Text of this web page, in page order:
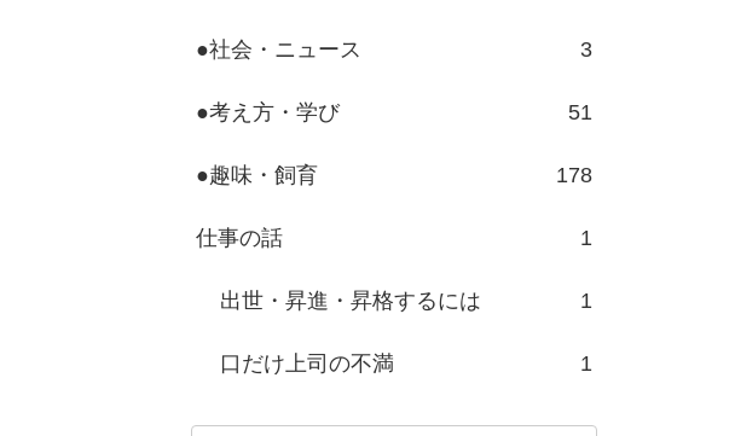
●社会・ニュース 3
●考え方・学び 51
●趣味・飼育 178
仕事の話 1
出世・昇進・昇格するには 1
口だけ上司の不満 1